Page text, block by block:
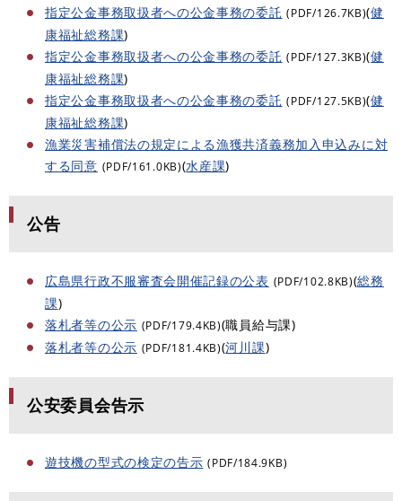
指定公金事務取扱者への公金事務の委託 (PDF/126.7KB)(健
康福祉総務課)
指定公金事務取扱者への公金事務の委託 (PDF/127.3KB)(健
康福祉総務課)
指定公金事務取扱者への公金事務の委託 (PDF/127.5KB)(健
康福祉総務課)
漁業災害補償法の規定による漁獲共済義務加入申込みに対
する同意 (PDF/161.0KB)(水産課)
公告
広島県行政不服審査会開催記録の公表 (PDF/102.8KB)(総務
課)
落札者等の公示 (PDF/179.4KB)(職員給与課)
落札者等の公示 (PDF/181.4KB)(河川課)
公安委員会告示
遊技機の型式の検定の告示 (PDF/184.9KB)